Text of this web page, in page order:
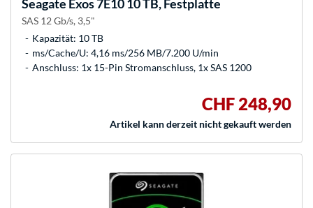
Seagate Exos 7E10 10 TB, Festplatte
SAS 12 Gb/s, 3,5"
Kapazität: 10 TB
ms/Cache/U: 4,16 ms/256 MB/7.200 U/min
Anschluss: 1x 15-Pin Stromanschluss, 1x SAS 1200
CHF 248,90
Artikel kann derzeit nicht gekauft werden